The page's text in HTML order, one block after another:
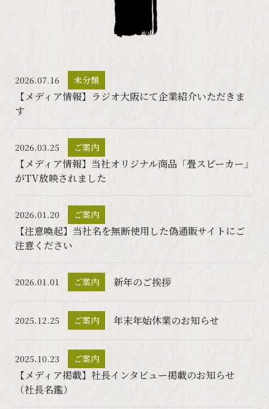
2026.07.16 未分類
【メディア情報】ラジオ大阪にて企業紹介いただきま
す
2026.03.25 ご案内
【メディア情報】当社オリジナル商品「畳スピーカー」
がTV放映されました
2026.01.20 ご案内
【注意喚起】当社名を無断使用した偽通販サイトにご
注意ください
2026.01.01 ご案内 新年のご挨拶
2025.12.25 ご案内 年末年始休業のお知らせ
2025.10.23 ご案内
【メディア掲載】社長インタビュー掲載のお知らせ
（社長名鑑）